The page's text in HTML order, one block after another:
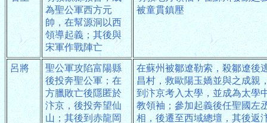
為聖公軍西方元
帥，在幫源洞以西
領導起義；其後與
宋軍作戰陣亡
被童貫鎮壓
呂將
聖公軍攻陷富陽縣
後投奔聖公軍；在
方臘敗亡後隱匿於
汴京，後投奔望仙
山；其後到赤龍岡
在蘇州被鄒遼勒索，殺鄒遼後
昌村，救歐陽玉嬌並與之成親
到汴京考入太學，並成為太學
教領袖；參加起義後任聖國左
相，後遷至西域總壇，其後返